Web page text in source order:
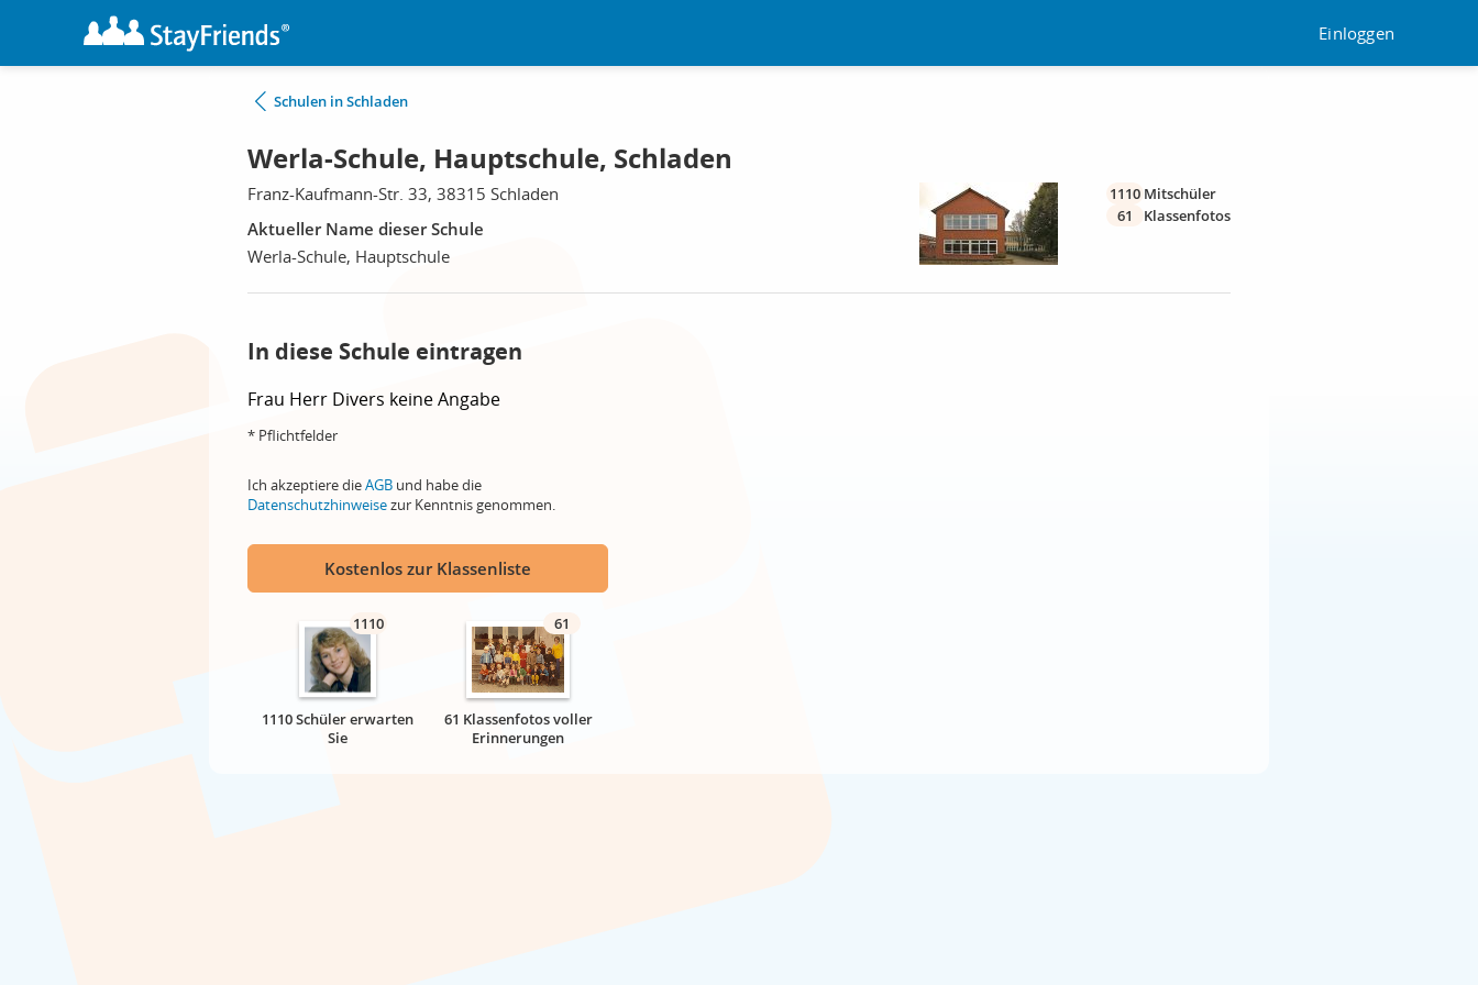
Einloggen
Schulen in Schladen
Werla-Schule, Hauptschule, Schladen
Franz-Kaufmann-Str. 33, 38315 Schladen
Aktueller Name dieser Schule
Werla-Schule, Hauptschule
1110 Mitschüler
61
Klassenfotos
In diese Schule eintragen
Frau Herr Divers keine Angabe
* Pflichtfelder
Ich akzeptiere dieAGB und habe die
Datenschutzhinweisezur Kenntnis genommen.
Kostenlos zur Klassenliste
1110
1110 Schüler erwarten
Sie
61
61 Klassenfotos voller
Erinnerungen